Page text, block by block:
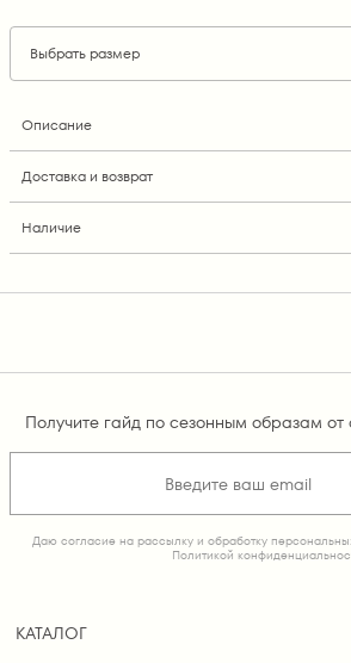
Выбрать размер
Описание
Доставка и возврат
Наличие
Получите гайд по сезонным образам от
Даю согласие на рассылку и обработку
Политикой
КАТАЛОГ